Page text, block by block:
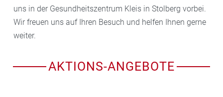
uns in der Gesundheitszentrum Kleis in Stolberg vorbei.
Wir freuen uns auf Ihren Besuch und helfen Ihnen gerne
weiter.
AKTIONS-ANGEBOTE